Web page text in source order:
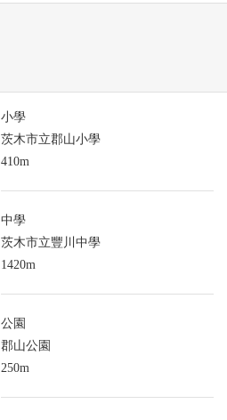
小學
茨木市立郡山小學
410m
中學
茨木市立豐川中學
1420m
公園
郡山公園
250m